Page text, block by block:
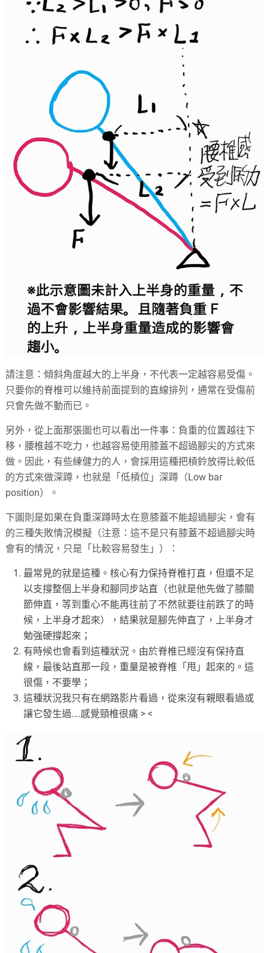
請注意：傾斜角度越大的上半身，不代表一定越容易受傷。
只要你的脊椎可以維持前面提到的直線排列，通常在受傷前
只會先做不動而已。
另外，從上面那張圖也可以看出一件事：負重的位置越往下
移，腰椎越不吃力，也越容易使用膝蓋不超過腳尖的方式來
做。因此，有些練健力的人，會採用這種把槓鈴放得比較低
的方式來做深蹲，也就是「低槓位」深蹲（Low bar
position）。
下圖則是如果在負重深蹲時太在意膝蓋不能超過腳尖，會有
的三種失敗情況模擬（注意：這不是只有膝蓋不超過腳尖時
會有的情況，只是「比較容易發生」）：
最常見的就是這種。核心有力保持脊椎打直，但還不足
以支撐整個上半身和腳同步站直（也就是他先做了膝關
節伸直，等到重心不能再往前了不然就要往前跌了的時
候，上半身才起來），結果就是腳先伸直了，上半身才
勉強硬撐起來；
有時候也會看到這種狀況。由於脊椎已經沒有保持直
線，最後站直那一段，重量是被脊椎「甩」起來的。這
很傷，不要學；
這種狀況我只有在網路影片看過，從來沒有親眼看過或
讓它發生過….感覺頸椎很痛 > <